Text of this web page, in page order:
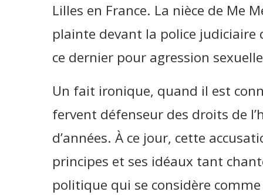
Lilles en France. La nièce de Me
plainte devant la police judiciaire
ce dernier pour agression
Un fait ironique, quand il est
fervent défenseur des droits de
d’années. À ce jour, cette
principes et ses idéaux tant
politique qui se considère